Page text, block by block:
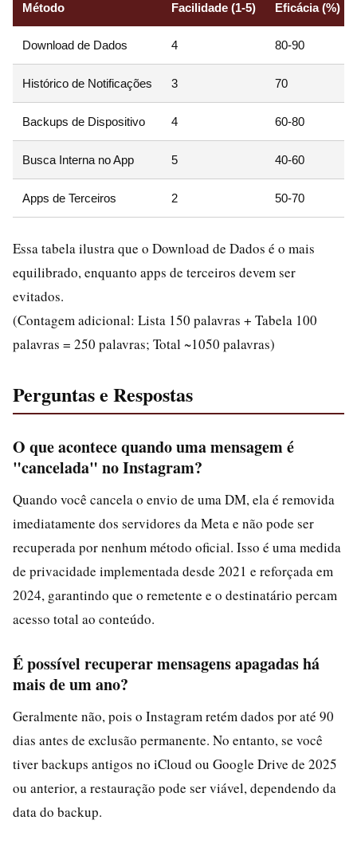
Método Facilidade (1-5) Eficácia (%)
Download de Dados 4 80-90
Histórico de Notificações 3 70
Backups de Dispositivo 4 60-80
Busca Interna no App 5 40-60
Apps de Terceiros 2 50-70
Essa tabela ilustra que o Download de Dados é o mais
equilibrado, enquanto apps de terceiros devem ser
evitados.
(Contagem adicional: Lista 150 palavras + Tabela 100
palavras = 250 palavras; Total ~1050 palavras)
Perguntas e Respostas
O que acontece quando uma mensagem é
"cancelada" no Instagram?
Quando você cancela o envio de uma DM, ela é removida
imediatamente dos servidores da Meta e não pode ser
recuperada por nenhum método oficial. Isso é uma medida
de privacidade implementada desde 2021 e reforçada em
2024, garantindo que o remetente e o destinatário percam
acesso total ao conteúdo.
É possível recuperar mensagens apagadas há
mais de um ano?
Geralmente não, pois o Instagram retém dados por até 90
dias antes de exclusão permanente. No entanto, se você
tiver backups antigos no iCloud ou Google Drive de 2025
ou anterior, a restauração pode ser viável, dependendo da
data do backup.